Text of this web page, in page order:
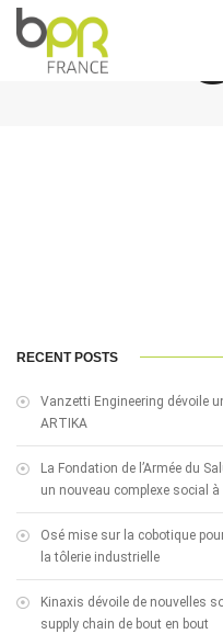
RECENT POSTS
Vanzetti Engineering dévoile
ARTIKA
La Fondation de l’Armée du
un nouveau complexe social à
Osé mise sur la cobotique
la tôlerie industrielle
Kinaxis dévoile de nouvelles
supply chain de bout en bout